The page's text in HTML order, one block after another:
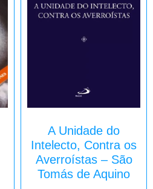
A Unidade do
Intelecto, Contra os
Averroístas – São
Tomás de Aquino